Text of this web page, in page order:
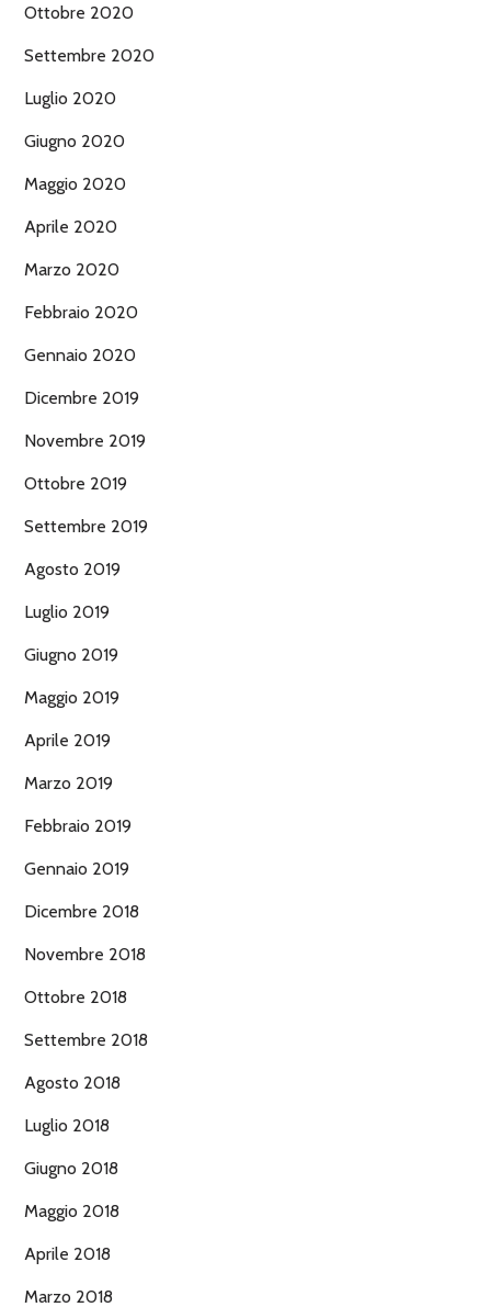
Ottobre 2020
Settembre 2020
Luglio 2020
Giugno 2020
Maggio 2020
Aprile 2020
Marzo 2020
Febbraio 2020
Gennaio 2020
Dicembre 2019
Novembre 2019
Ottobre 2019
Settembre 2019
Agosto 2019
Luglio 2019
Giugno 2019
Maggio 2019
Aprile 2019
Marzo 2019
Febbraio 2019
Gennaio 2019
Dicembre 2018
Novembre 2018
Ottobre 2018
Settembre 2018
Agosto 2018
Luglio 2018
Giugno 2018
Maggio 2018
Aprile 2018
Marzo 2018